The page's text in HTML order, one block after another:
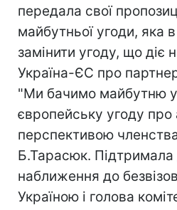
передала свої
майбутньої угоди, яка
замінити угоду, що діє
Україна-ЄС про
"Ми бачимо майбутню
європейську угоду про
перспективою
Б.Тарасюк. Підтримала
наближення до
Україною і голова